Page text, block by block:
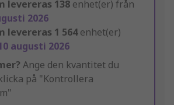
levereras 138 enhet(er) från
2026
levereras 1 564enhet(er)
augusti 2026
Ange den kvantitet du
på "Kontrollera